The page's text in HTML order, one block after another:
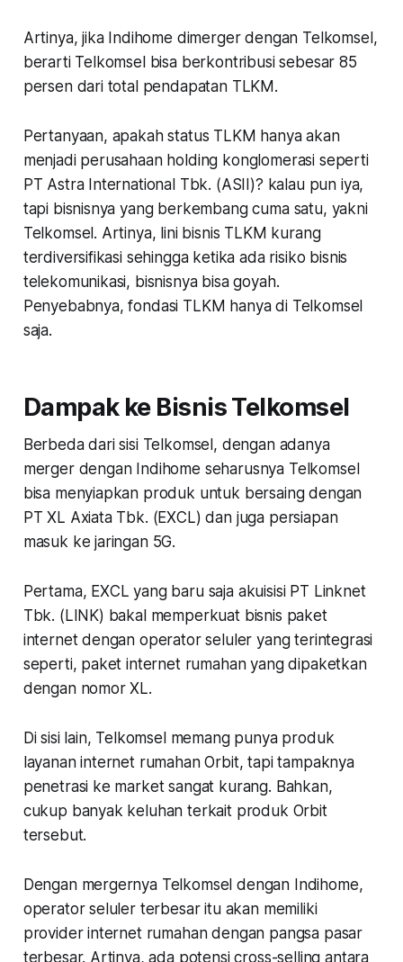
Artinya, jika Indihome dimerger dengan Telkomsel,
berarti Telkomsel bisa berkontribusi sebesar 85
persen dari total pendapatan TLKM.
Pertanyaan, apakah status TLKM hanya akan
menjadi perusahaan holding konglomerasi seperti
PT Astra International Tbk. (ASII)? kalau pun iya,
tapi bisnisnya yang berkembang cuma satu, yakni
Telkomsel. Artinya, lini bisnis TLKM kurang
terdiversifikasi sehingga ketika ada risiko bisnis
telekomunikasi, bisnisnya bisa goyah.
Penyebabnya, fondasi TLKM hanya di Telkomsel
saja.
Dampak ke Bisnis Telkomsel
Berbeda dari sisi Telkomsel, dengan adanya
merger dengan Indihome seharusnya Telkomsel
bisa menyiapkan produk untuk bersaing dengan
PT XL Axiata Tbk. (EXCL) dan juga persiapan
masuk ke jaringan 5G.
Pertama, EXCL yang baru saja akuisisi PT Linknet
Tbk. (LINK) bakal memperkuat bisnis paket
internet dengan operator seluler yang terintegrasi
seperti, paket internet rumahan yang dipaketkan
dengan nomor XL.
Di sisi lain, Telkomsel memang punya produk
layanan internet rumahan Orbit, tapi tampaknya
penetrasi ke market sangat kurang. Bahkan,
cukup banyak keluhan terkait produk Orbit
tersebut.
Dengan mergernya Telkomsel dengan Indihome,
operator seluler terbesar itu akan memiliki
provider internet rumahan dengan pangsa pasar
terbesar. Artinya, ada potensicross-selling antara